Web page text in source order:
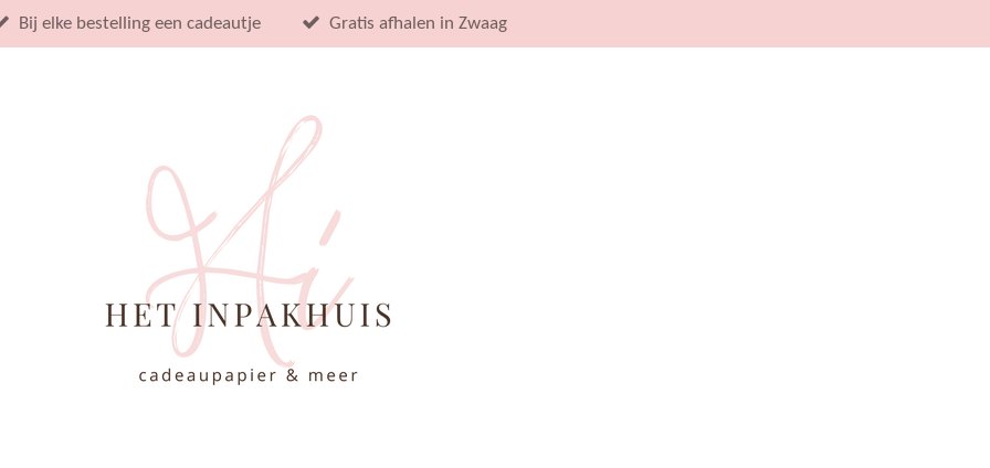
Bij elke bestelling een cadeautje Gratis afhalen in Zwaag